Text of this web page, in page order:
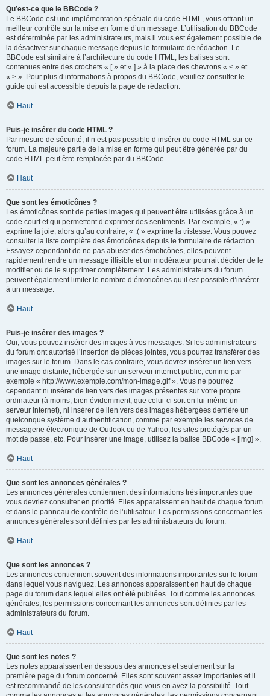
Qu’est-ce que le BBCode ?
Le BBCode est une implémentation spéciale du code HTML, vous offrant un
meilleur contrôle sur la mise en forme d’un message. L’utilisation du BBCode
est déterminée par les administrateurs, mais il vous est également possible de
la désactiver sur chaque message depuis le formulaire de rédaction. Le
BBCode est similaire à l’architecture du code HTML, les balises sont
contenues entre des crochets « [ » et « ] » à la place des chevrons « < » et
« > ». Pour plus d’informations à propos du BBCode, veuillez consulter le
guide qui est accessible depuis la page de rédaction.
Haut
Puis-je insérer du code HTML ?
Par mesure de sécurité, il n’est pas possible d’insérer du code HTML sur ce
forum. La majeure partie de la mise en forme qui peut être générée par du
code HTML peut être remplacée par du BBCode.
Haut
Que sont les émoticônes ?
Les émoticônes sont de petites images qui peuvent être utilisées grâce à un
code court et qui permettent d’exprimer des sentiments. Par exemple, « :) »
exprime la joie, alors qu’au contraire, « :( » exprime la tristesse. Vous pouvez
consulter la liste complète des émoticônes depuis le formulaire de rédaction.
Essayez cependant de ne pas abuser des émoticônes, elles peuvent
rapidement rendre un message illisible et un modérateur pourrait décider de le
modifier ou de le supprimer complètement. Les administrateurs du forum
peuvent également limiter le nombre d’émoticônes qu’il est possible d’insérer
à un message.
Haut
Puis-je insérer des images ?
Oui, vous pouvez insérer des images à vos messages. Si les administrateurs
du forum ont autorisé l’insertion de pièces jointes, vous pourrez transférer des
images sur le forum. Dans le cas contraire, vous devrez insérer un lien vers
une image distante, hébergée sur un serveur internet public, comme par
exemple « http://www.exemple.com/mon-image.gif ». Vous ne pourrez
cependant ni insérer de lien vers des images présentes sur votre propre
ordinateur (à moins, bien évidemment, que celui-ci soit en lui-même un
serveur internet), ni insérer de lien vers des images hébergées derrière un
quelconque système d’authentification, comme par exemple les services de
messagerie électronique de Outlook ou de Yahoo, les sites protégés par un
mot de passe, etc. Pour insérer une image, utilisez la balise BBCode « [img] ».
Haut
Que sont les annonces générales ?
Les annonces générales contiennent des informations très importantes que
vous devriez consulter en priorité. Elles apparaissent en haut de chaque forum
et dans le panneau de contrôle de l’utilisateur. Les permissions concernant les
annonces générales sont définies par les administrateurs du forum.
Haut
Que sont les annonces ?
Les annonces contiennent souvent des informations importantes sur le forum
dans lequel vous naviguez. Les annonces apparaissent en haut de chaque
page du forum dans lequel elles ont été publiées. Tout comme les annonces
générales, les permissions concernant les annonces sont définies par les
administrateurs du forum.
Haut
Que sont les notes ?
Les notes apparaissent en dessous des annonces et seulement sur la
première page du forum concerné. Elles sont souvent assez importantes et il
est recommandé de les consulter dès que vous en avez la possibilité. Tout